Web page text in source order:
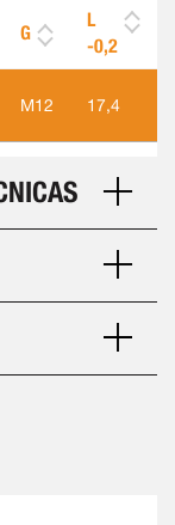
G
L
-0,2
M12 17,4